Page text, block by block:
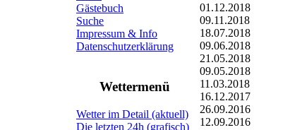
Gästebuch
Suche
Impressum & Info
Datenschutzerklärung
Wettermenü
Wetter im Detail (aktuell)
Die letzten 24h (grafisch)
01.12.2018
09.11.2018
18.07.2018
09.06.2018
21.05.2018
09.05.2018
11.03.2018
16.12.2017
26.09.2016
12.09.2016